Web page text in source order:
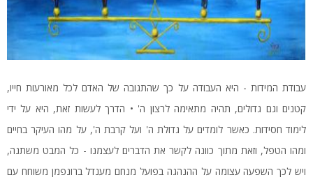
עבודת המידות - היא העבודה על כך שהתגובה של האדם לכל מאורעות חייו,
קטנים וגם גדולים, תהיה מתאימה לרצון ה' • הדרך לעשות זאת, היא על ידי
לימוד חסידות. כאשר לומדים על גדולת ה' ועל קרבת ה', על מהו העיקר בחיים
ומהו הטפל, וזאת מתוך כוונה לקשר את הדברים לעצמנו - כל המבט משתנה,
ויש לכך השפעה עצומה על ההנהגה בפועל מנחם מענדל ברונפמן משוחח עם